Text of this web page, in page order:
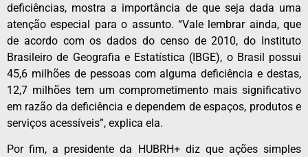
deficiências, mostra a importância de que seja dada uma
atenção especial para o assunto. “Vale lembrar ainda, que
de acordo com os dados do censo de 2010, do Instituto
Brasileiro de Geografia e Estatística (IBGE), o Brasil possui
45,6 milhões de pessoas com alguma deficiência e destas,
12,7 milhões tem um comprometimento mais significativo
em razão da deficiência e dependem de espaços, produtos e
serviços acessíveis”, explica ela.
Por fim, a presidente da HUBRH+ diz que ações simples